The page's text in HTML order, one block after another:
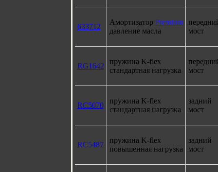
633712
Амортизатор Premium
давление масла
мост
RG1642
пружина K-flex
стандартная нагрузка
мост
RC5070
пружина K-flex
стандартная нагрузка
задний
мост
RC5487
пружина K-flex
повышенная нагрузка
задний
мост